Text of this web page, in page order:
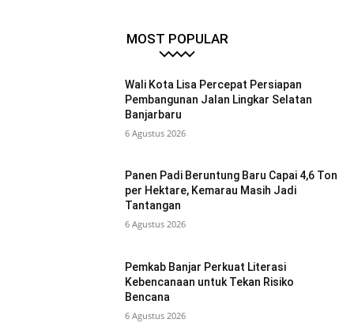
MOST POPULAR
Wali Kota Lisa Percepat Persiapan
Pembangunan Jalan Lingkar Selatan
Banjarbaru
6 Agustus 2026
Panen Padi Beruntung Baru Capai 4,6 Ton
per Hektare, Kemarau Masih Jadi
Tantangan
6 Agustus 2026
Pemkab Banjar Perkuat Literasi
Kebencanaan untuk Tekan Risiko
Bencana
6 Agustus 2026